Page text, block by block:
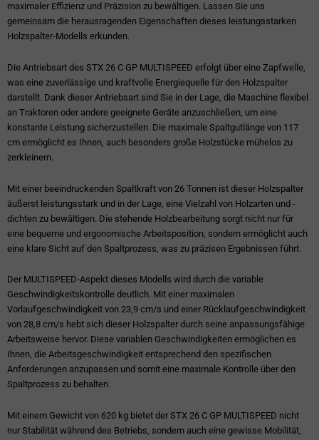
maximaler Effizienz und Präzision zu bewältigen. Lassen Sie uns
gemeinsam die herausragenden Eigenschaften dieses leistungsstarken
Holzspalter-Modells erkunden.
Die Antriebsart des STX 26 C GP MULTISPEED erfolgt über eine Zapfwelle,
was eine zuverlässige und kraftvolle Energiequelle für den Holzspalter
darstellt. Dank dieser Antriebsart sind Sie in der Lage, die Maschine flexibel
an Traktoren oder andere geeignete Geräte anzuschließen, um eine
konstante Leistung sicherzustellen. Die maximale Spaltgutlänge von 117
cm ermöglicht es Ihnen, auch besonders große Holzstücke mühelos zu
zerkleinern.
Mit einer beeindruckenden Spaltkraft von 26 Tonnen ist dieser Holzspalter
äußerst leistungsstark und in der Lage, eine Vielzahl von Holzarten und -
dichten zu bewältigen. Die stehende Holzbearbeitung sorgt nicht nur für
eine bequeme und ergonomische Arbeitsposition, sondern ermöglicht auch
eine klare Sicht auf den Spaltprozess, was zu präzisen Ergebnissen führt.
Der MULTISPEED-Aspekt dieses Modells wird durch die variable
Geschwindigkeitskontrolle deutlich. Mit einer maximalen
Vorlaufgeschwindigkeit von 23,9 cm/s und einer Rücklaufgeschwindigkeit
von 28,8 cm/s hebt sich dieser Holzspalter durch seine anpassungsfähige
Arbeitsweise hervor. Diese variablen Geschwindigkeiten ermöglichen es
Ihnen, die Arbeitsgeschwindigkeit entsprechend den spezifischen
Anforderungen anzupassen und somit eine maximale Kontrolle über den
Spaltprozess zu behalten.
Mit einem Gewicht von 620 kg bietet der STX 26 C GP MULTISPEED nicht
nur Stabilität während des Betriebs, sondern auch eine gewisse Mobilität,